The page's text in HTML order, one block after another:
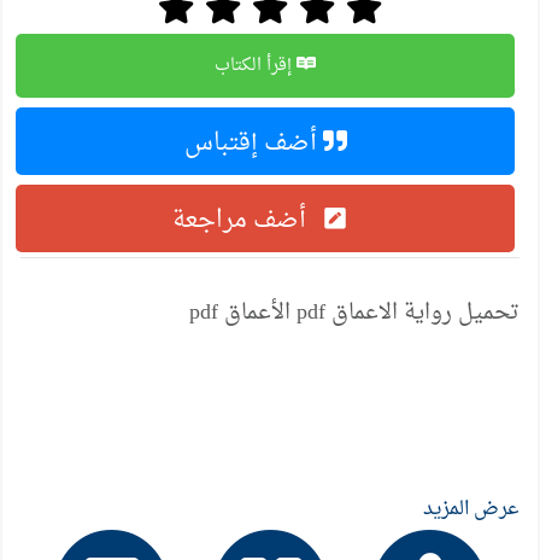
إقرأ الكتاب
أضف إقتباس
أضف مراجعة
تحميل رواية الاعماق pdf الأعماق pdf
عرض المزيد